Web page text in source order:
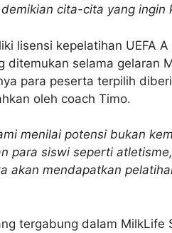
cita-cita yang
lisensi kepelatihan
ditemukan selama gelaran
para peserta terpilih
oleh coach Timo.
menilai potensi bukan
para siswi seperti
akan mendapatkan
tergabung dalam